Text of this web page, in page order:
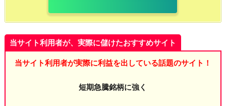
当サイト利用者が、実際に儲けたおすすめサイト
当サイト利用者が実際に利益を出している話題のサイト！
短期急騰銘柄に強く